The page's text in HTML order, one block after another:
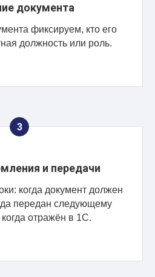
документа
фиксируем, кто его
должность или роль.
и передачи
когда документ должен
передан следующему
когда отражён в 1С.